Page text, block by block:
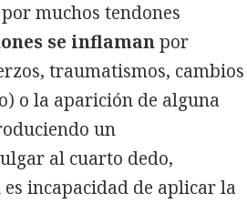
muchos tendones
se inflamanpor
traumatismos, cambios
o la aparición de alguna
un
al cuarto dedo,
incapacidad de aplicar la